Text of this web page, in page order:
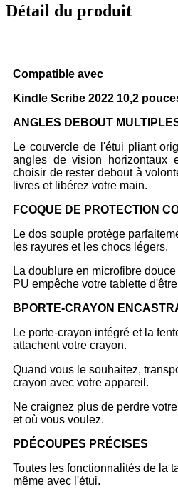
Détail du produit
Compatible avec
Kindle Scribe 2022 10,2
ANGLES DEBOUT
Le couvercle de l'étui pliant
angles de vision horizontaux
choisir de rester debout à
livres et libérez votre main.
FCOQUE DE PROTECTION
Le dos souple protège
les rayures et les chocs légers.
La doublure en microfibre
PU empêche votre tablette
B PORTE-CRAYON
Le porte-crayon intégré et la
attachent votre crayon.
Quand vous le souhaitez,
crayon avec votre appareil.
Ne craignez plus de perdre
et où vous voulez.
P DÉCOUPES PRÉCISES
Toutes les fonctionnalités de la
même avec l'étui.